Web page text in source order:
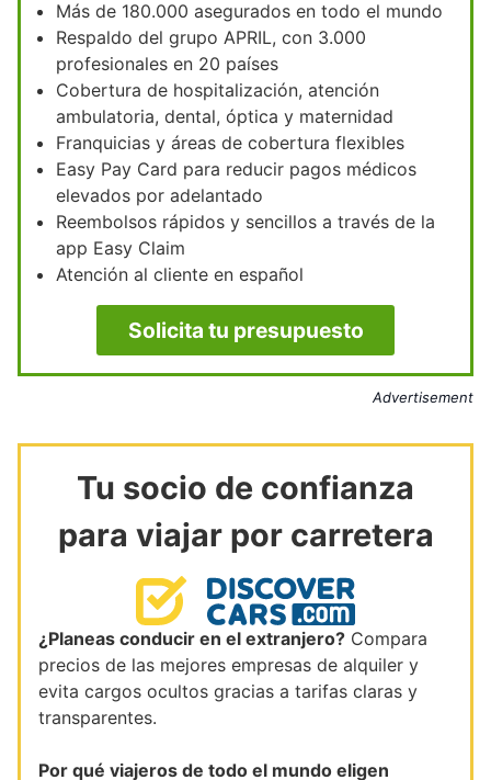
Más de 180.000 asegurados en todo el mundo
Respaldo del grupo APRIL, con 3.000
profesionales en 20 países
Cobertura de hospitalización, atención
ambulatoria, dental, óptica y maternidad
Franquicias y áreas de cobertura flexibles
Easy Pay Card para reducir pagos médicos
elevados por adelantado
Reembolsos rápidos y sencillos a través de la
app Easy Claim
Atención al cliente en español
Solicita tu presupuesto
Advertisement
Tu socio de confianza
para viajar por carretera
¿Planeas conducir en el extranjero? Compara
precios de las mejores empresas de alquiler y
evita cargos ocultos gracias a tarifas claras y
transparentes.
Por qué viajeros de todo el mundo eligen